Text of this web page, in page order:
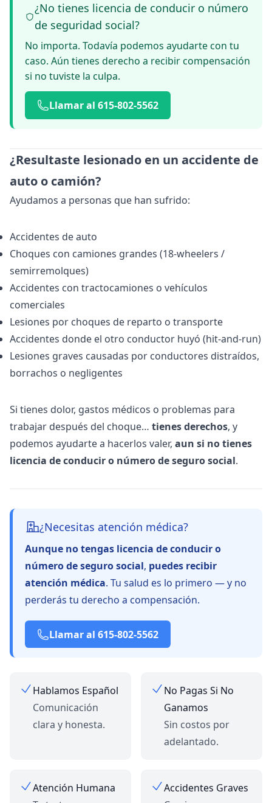
¿No tienes licencia de conducir o número
de seguridad social?
No importa. Todavía podemos ayudarte con tu
caso. Aún tienes derecho a recibir compensación
si no tuviste la culpa.
Llamar al 615-802-5562
¿Resultaste lesionado en un accidente de
auto o camión?
Ayudamos a personas que han sufrido:
Accidentes de auto
Choques con camiones grandes (18-wheelers /
semirremolques)
Accidentes con tractocamiones o vehículos
comerciales
Lesiones por choques de reparto o transporte
Accidentes donde el otro conductor huyó (hit-and-run)
Lesiones graves causadas por conductores distraídos,
borrachos o negligentes
Si tienes dolor, gastos médicos o problemas para
trabajar después del choque… tienes derechos, y
podemos ayudarte a hacerlos valer, aun si no tienes
licencia de conducir o número de seguro social.
¿Necesitas atención médica?
Aunque no tengas licencia de conducir o
número de seguro social, puedes recibir
atención médica. Tu salud es lo primero — y no
perderás tu derecho a compensación.
Llamar al 615-802-5562
Hablamos Español
Comunicación
clara y honesta.
No Pagas Si No
Ganamos
Sin costos por
adelantado.
Atención Humana
Accidentes Graves